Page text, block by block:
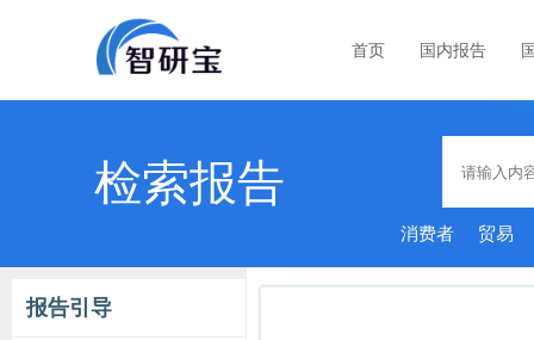
首页 国内报告
检索报告
消费者 贸易
报告引导